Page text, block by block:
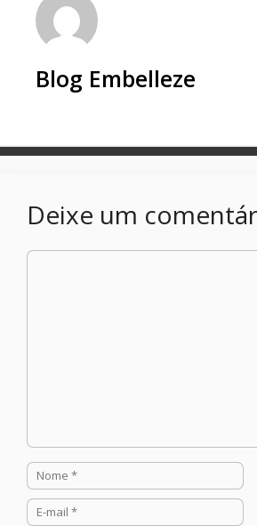
Blog Embelleze
Deixe um
Comentário
Nome
E-